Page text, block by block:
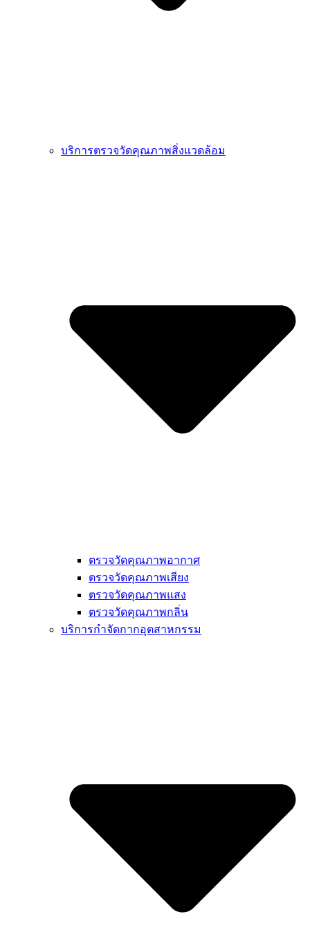
บริการตรวจวัดคุณภาพสิ่งแวดล้อม
ตรวจวัดคุณภาพอากาศ
ตรวจวัดคุณภาพเสียง
ตรวจวัดคุณภาพแสง
ตรวจวัดคุณภาพกลิ่น
บริการกำจัดกากอุตสาหกรรม